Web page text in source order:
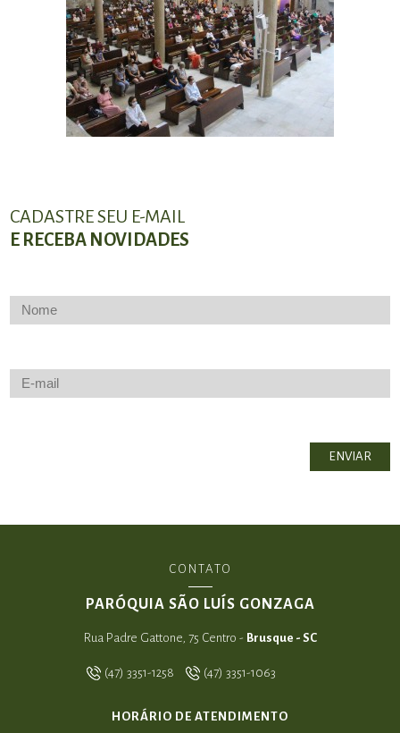
CADASTRE SEU E-MAIL
E RECEBA NOVIDADES
CONTATO
PARÓQUIA SÃO LUÍS GONZAGA
Rua Padre Gattone, 75 Centro - Brusque - SC
(47) 3351-1258 (47) 3351-1063
HORÁRIO DE ATENDIMENTO